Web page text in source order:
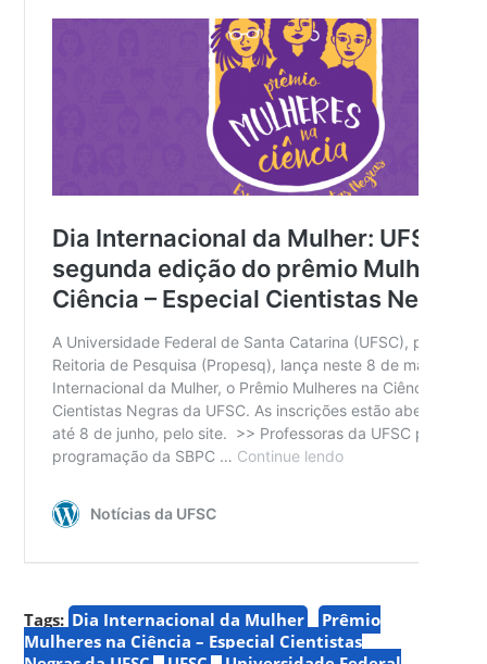
Tags: Dia Internacional da Mulher
Prêmio
Mulheres na Ciência – Especial Cientistas